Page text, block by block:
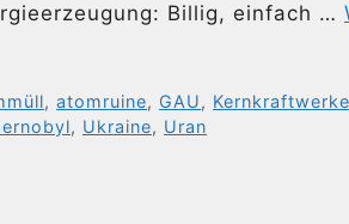
Billig, einfach …
,atomruine, GAU, Kernkraftwerke
, Ukraine, Uran